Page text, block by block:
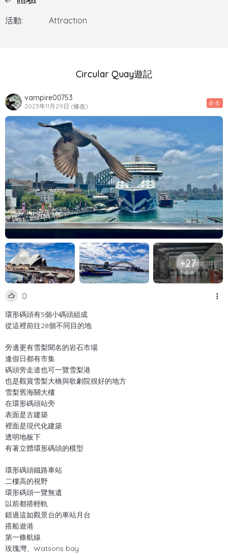
活動: Attraction
Circular Quay遊記
vampire00753
2023年11月29日 (修改) 必去
+27
0
環形碼頭有5個小碼頭組成
從這裡前往28個不同目的地
旁邊更有雪梨聞名的岩石市場
逢假日都有市集
碼頭旁走道也可一覽雪梨港
也是觀賞雪梨大橋與歌劇院很好的地方
雪梨舊海關大樓
在環形碼頭站旁
表面是古建築
裡面是現代化建築
透明地板下
有著立體環形碼頭的模型
環形碼頭鐵路車站
二樓高的視野
環形碼頭一覽無遺
以前都搭輕軌
錯過這如觀景台的車站月台
搭船遊港
第一條航線
玫瑰灣、Watsons bay